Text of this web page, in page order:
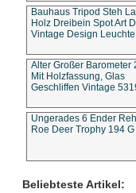
Bauhaus Tripod Steh
Holz Dreibein Spot Art
Vintage Design Leuchte
Alter Großer Barometer
Mit Holzfassung, Glas
Geschliffen Vintage
Ungerades 6 Ender
Roe Deer Trophy 194 G
Beliebteste Artikel: